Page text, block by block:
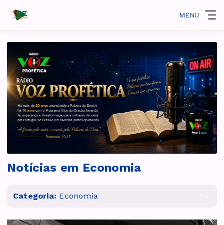
MENU
Notícias em Economia
Categoria: Economia